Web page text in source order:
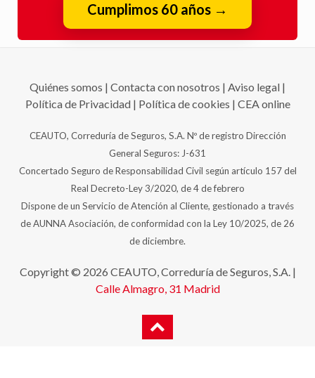
Cumplimos 60 años →
Quiénes somos | Contacta con nosotros | Aviso legal |
Política de Privacidad| Política de cookies | CEA online
CEAUTO, Correduría de Seguros, S.A. Nº de registro Dirección
General Seguros: J-631
Concertado Seguro de Responsabilidad Civil según artículo 157 del
Real Decreto-Ley 3/2020, de 4 de febrero
Dispone de un Servicio de Atención al Cliente, gestionado a través
de AUNNA Asociación, de conformidad con la Ley 10/2025, de 26
de diciembre.
Copyright © 2026 CEAUTO, Correduría de Seguros, S.A. |
Calle Almagro, 31 Madrid